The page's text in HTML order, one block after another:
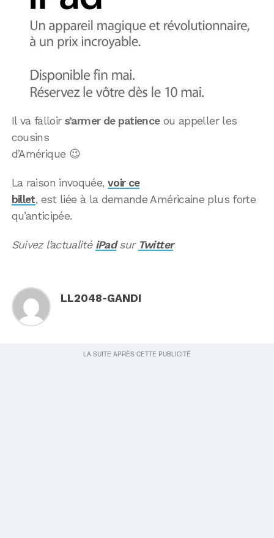
Il va falloir s’armer de patienceou appeller les
cousins
d’Amérique 😉
La raison invoquée, voir ce
billet, est liée à la demande Américaine plus forte
qu’anticipée.
Suivez l’actualité iPadsur Twitter
LL2048-GANDI